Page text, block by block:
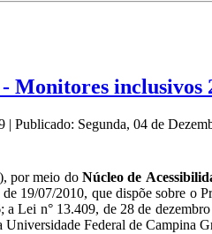
Monitores inclusivos
| Publicado: Segunda, 04 de
por meio doNúcleo de
19/07/2010, que dispõe sobre o
Lei n° 13.409, de 28 de
Federal de Campina